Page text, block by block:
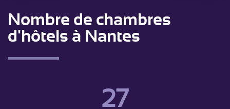
Nombre de chambres
d'hôtels à Nantes
27